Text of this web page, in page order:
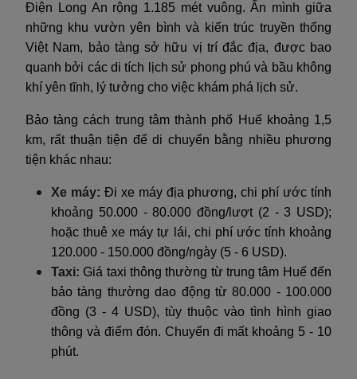
Điện Long An rộng 1.185 mét vuông. Ẩn mình giữa
những khu vườn yên bình và kiến trúc truyền thống
Việt Nam, bảo tàng sở hữu vị trí đắc địa, được bao
quanh bởi các di tích lịch sử phong phú và bầu không
khí yên tĩnh, lý tưởng cho việc khám phá lịch sử.
Bảo tàng cách trung tâm thành phố Huế khoảng 1,5
km, rất thuận tiện để di chuyển bằng nhiều phương
tiện khác nhau:
Xe máy: Đi xe máy địa phương, chi phí ước tính
khoảng 50.000 - 80.000 đồng/lượt (2 - 3 USD);
hoặc thuê xe máy tự lái, chi phí ước tính khoảng
120.000 - 150.000 đồng/ngày (5 - 6 USD).
Taxi: Giá taxi thông thường từ trung tâm Huế đến
bảo tàng thường dao động từ 80.000 - 100.000
đồng (3 - 4 USD), tùy thuộc vào tình hình giao
thông và điểm đón. Chuyến đi mất khoảng 5 - 10
phút.